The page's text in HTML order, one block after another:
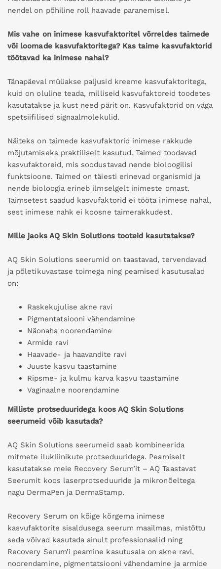
nendel on põhiline roll haavade paranemisel.
Mis vahe on inimese kasvufaktoritel võrreldes taimede
või loomade kasvufaktoritega? Kas taime kasvufaktorid
töötavad ka inimese nahal?
Tänapäeval müüakse paljusid kreeme kasvufaktoritega,
kuid on oluline teada, milliseid kasvufaktoreid toodetes
kasutatakse ja kust need pärit on. Kasvufaktorid on väga
spetsiifilised signaalmolekulid.
Näiteks on taimede kasvufaktorid inimese rakkude
mõjutamiseks praktiliselt kasutud. Taimed toodavad
kasvufaktoreid, mis soodustavad nende bioloogilisi
funktsioone. Taimed on täiesti erinevad organismid ja
nende bioloogia erineb ilmselgelt inimeste omast.
Taimsetest saadud kasvufaktorid ei tööta inimese nahal,
sest inimese nahk ei koosne taimerakkudest.
Mille jaoks AQ Skin Solutions tooteid kasutatakse?
AQ Skin Solutions seerumid on taastavad, tervendavad
ja põletikuvastase toimega ning peamised kasutusalad
on:
Raskekujulise akne ravi
Pigmentatsiooni vähendamine
Näonaha noorendamine
Armide ravi
Haavade- ja haavandite ravi
Juuste kasvu taastamine
Ripsme- ja kulmu karva kasvu taastamine
Vaginaalne noorendamine
Milliste protseduuridega koos AQ Skin Solutions
seerumeid võib kasutada?
AQ Skin Solutions seerumeid saab kombineerida
mitmete ilukliinikute protseduuridega. Peamiselt
kasutatakse meie Recovery Serum’it – AQ Taastavat
Seerumit koos laserprotseduuride ja mikronõeltega
nagu DermaPen ja DermaStamp.
Recovery Serum on kõige kõrgema inimese
kasvufaktorite sisaldusega seerum maailmas, mistõttu
seda võivad kasutada ainult professionaalid ning
Recovery Serum’i peamine kasutusala on akne ravi,
noorendamine, pigmentatsiooni vähendamine ja armide